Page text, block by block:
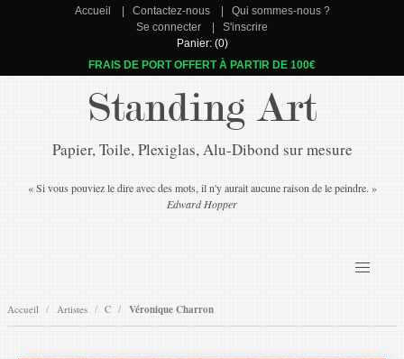
Accueil Contactez-nous
Qui sommes-nous ?
Se connecter
S'inscrire
Panier: (0)
FRAIS DE PORT OFFERT À PARTIR DE 100€
Standing Art
Papier, Toile, Plexiglas, Alu-Dibond sur mesure
« Si vous pouviez le dire avec des mots, il n'y aurait aucune raison de le peindre. »
Edward Hopper
Accueil Artistes C Véronique Charron